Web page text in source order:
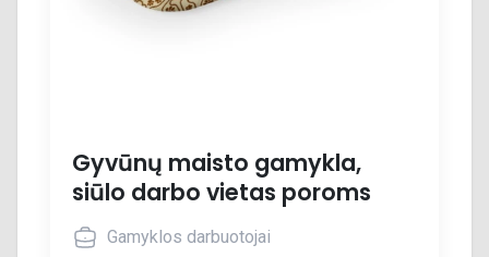
Gyvūnų maisto gamykla,
siūlo darbo vietas poroms
Gamyklos darbuotojai